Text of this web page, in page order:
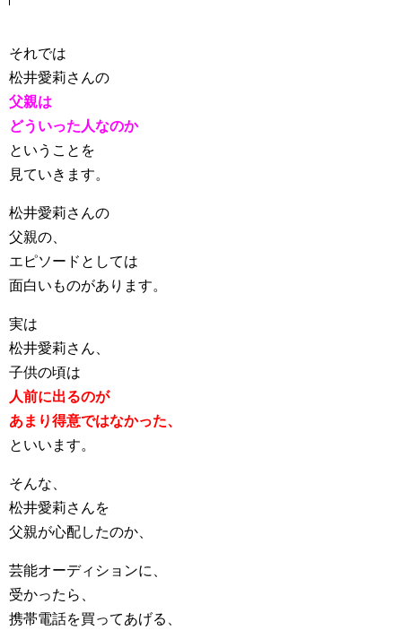
それでは
松井愛莉さんの
父親は
どういった人なのか
ということを
見ていきます。
松井愛莉さんの
父親の、
エピソードとしては
面白いものがあります。
実は
松井愛莉さん、
子供の頃は
人前に出るのが
あまり得意ではなかった、
といいます。
そんな、
松井愛莉さんを
父親が心配したのか、
芸能オーディションに、
受かったら、
携帯電話を買ってあげる、